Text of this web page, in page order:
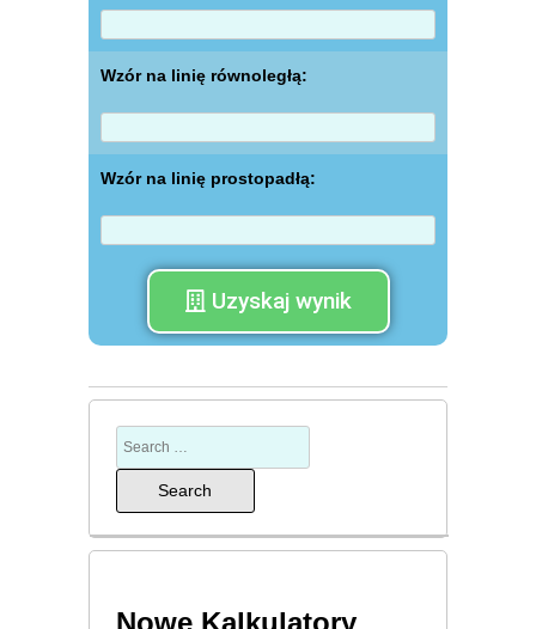
Wzór na linię równoległą:
Wzór na linię prostopadłą:
Uzyskaj wynik